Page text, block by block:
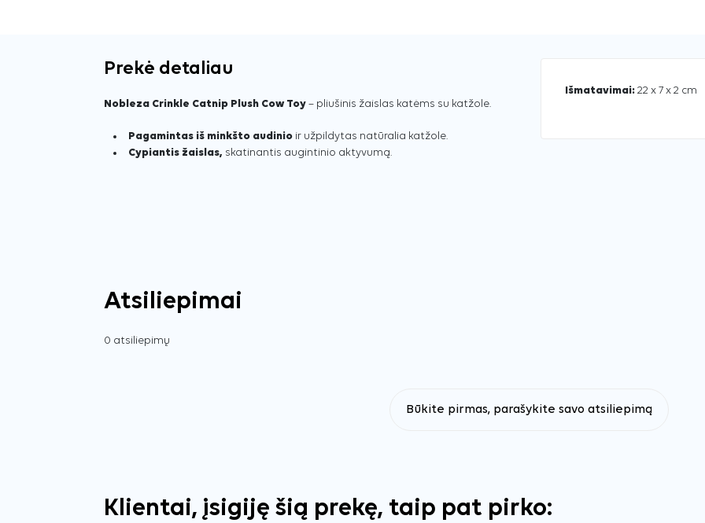
Prekė detaliau
Nobleza Crinkle Catnip Plush Cow Toy – pliušinis žaislas katėms su katžole.
Pagamintas iš minkšto audinio ir užpildytas natūralia katžole.
Cypiantis žaislas, skatinantis augintinio aktyvumą.
Išmatavimai: 22 x 7 x 2 cm
Atsiliepimai
0 atsiliepimų
Būkite pirmas, parašykite savo atsiliepimą
Klientai, įsigiję šią prekę, taip pat pirko: